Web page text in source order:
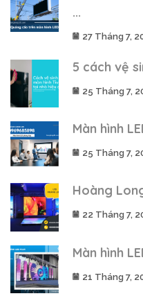
...
27 Tháng 7,
5 cách vệ
25 Tháng 7,
Màn hình
25 Tháng 7,
Hoàng
22 Tháng 7,
Màn hình
21 Tháng 7,